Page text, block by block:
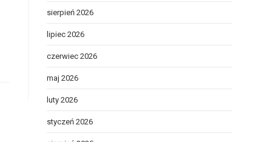
sierpień 2026
lipiec 2026
czerwiec 2026
maj 2026
luty 2026
styczeń 2026